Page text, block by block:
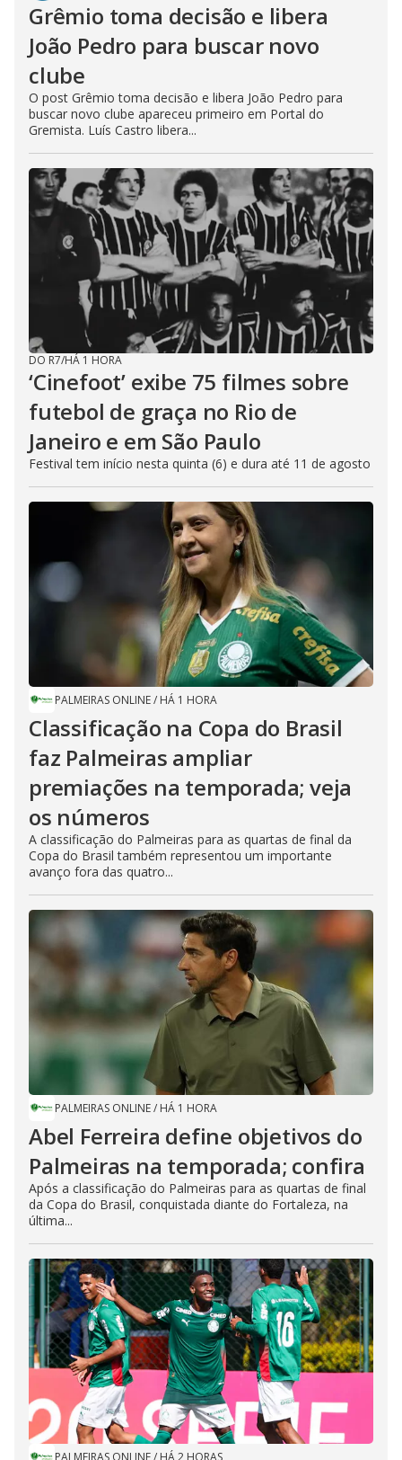
Grêmio toma decisão e libera
João Pedro para buscar novo
clube
O post Grêmio toma decisão e libera João Pedro para
buscar novo clube apareceu primeiro em Portal do
Gremista. Luís Castro libera...
DO R7/HÁ 1 HORA
‘Cinefoot’ exibe 75 filmes sobre
futebol de graça no Rio de
Janeiro e em São Paulo
Festival tem início nesta quinta (6) e dura até 11 de agosto
PALMEIRAS ONLINE/ HÁ 1 HORA
Classificação na Copa do Brasil
faz Palmeiras ampliar
premiações na temporada; veja
os números
A classificação do Palmeiras para as quartas de final da
Copa do Brasil também representou um importante
avanço fora das quatro...
PALMEIRAS ONLINE/ HÁ 1 HORA
Abel Ferreira define objetivos do
Palmeiras na temporada; confira
Após a classificação do Palmeiras para as quartas de final
da Copa do Brasil, conquistada diante do Fortaleza, na
última...